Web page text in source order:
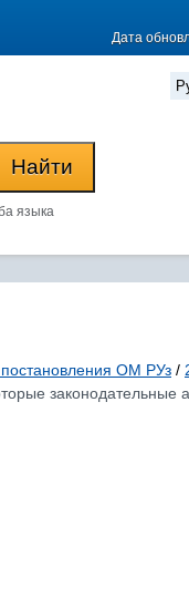
Дата
языка
ОМ РУз /
законодательные